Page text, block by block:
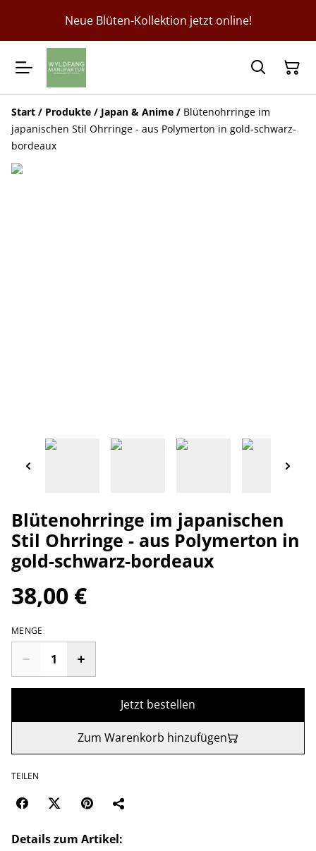
Neue Blüten-Kollektion jetzt online!
Start / Produkte / Japan & Anime / Blütenohrringe im
japanischen Stil Ohrringe - aus Polymerton in gold-schwarz-
bordeaux
Blütenohrringe im japanischen
Stil Ohrringe - aus Polymerton in
gold-schwarz-bordeaux
38,00 €
MENGE
Jetzt bestellen
Zum Warenkorb hinzufügen
TEILEN
Details zum Artikel: